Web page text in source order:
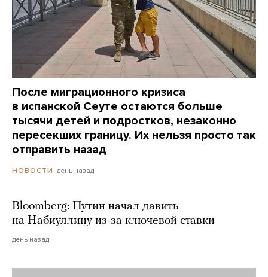
После миграционного кризиса
в испанской Сеуте остаются больше
тысячи детей и подростков, незаконно
пересекших границу. Их нельзя просто так
отправить назад
НОВОСТИ день назад
Bloomberg: Путин начал давить
на Набиуллину из-за ключевой ставки
день назад